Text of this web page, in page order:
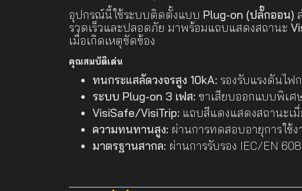
อุปกรณ์นี้ใช้ระบบติดตั้งแบบ Plug-on (ปลั๊กออน)
รวดเร็วและปลอดภัย มาพร้อมแถบแสดงสถานะ
เมื่อเกิดเหตุขัดข้อง
คุณสมบัติเด่น
ทนกระแสลัดวงจรสูง 10kA: รองรับแรงดันไฟ
ระบบ Plug-on 3 เฟส: ขาเสียบออกแบบพิเ
VisiSafe/VisiTrip: แถบสีแดงแสดงสถานะเ
ความทนทานสูง: ผ่านการทดสอบอายุการใช้
มาตรฐานสากล: ผ่านการรับรอง IEC/EN